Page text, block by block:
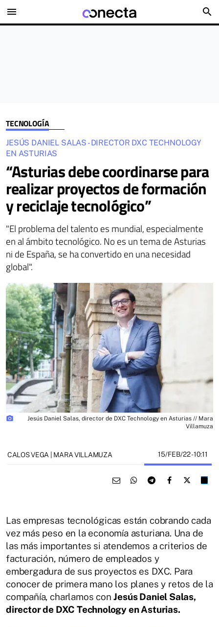
menu search
TECNOLOGÍA
JESÚS DANIEL SALAS - DIRECTOR DXC TECHNOLOGY
EN ASTURIAS
“Asturias debe coordinarse para
realizar proyectos de formación
y reciclaje tecnológico”
"El problema del talento es mundial, especialmente
en al ámbito tecnológico. No es un tema de Asturias
ni de España, se ha convertido en una necesidad
global".
photo_camera
Jesús Daniel Salas, director de DXC Technology en Asturias // Mara
Villamuza
CALOS VEGA | MARA VILLAMUZA 15/FEB/22- 10:11
Las empresas tecnológicas están cobrando cada
vez más peso en la economía asturiana. Una de
las más importantes si atendemos a criterios de
facturación, número de empleados y
embergadura de sus proyectos es DXC. Para
conocer de primera mano los planes y retos de la
compañía, charlamos conJesús Daniel Salas,
director de DXC Technology en Asturias.